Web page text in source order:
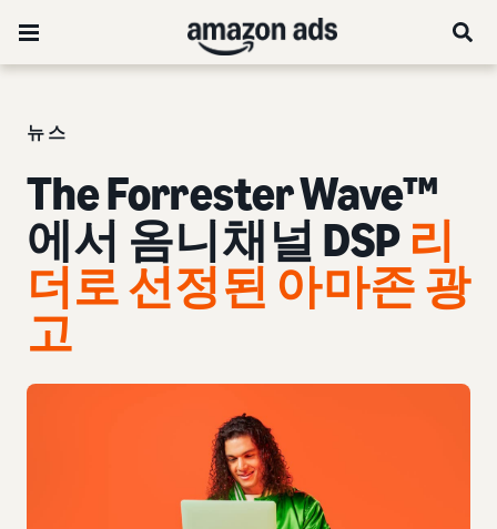
뉴스
The Forrester Wave™
에서 옴니채널 DSP 리
더로 선정된 아마존 광
고